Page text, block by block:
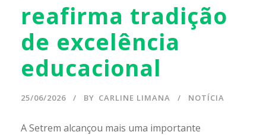
reafirma tradição
de excelência
educacional
25/06/2026 BY CARLINE LIMANA NOTÍCIA
A Setrem alcançou mais uma importante